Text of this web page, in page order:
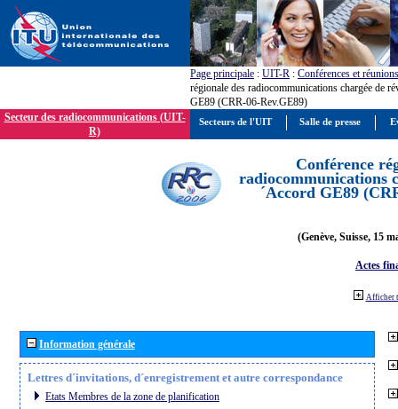
Page principale : UIT-R : Conférences et réunions
régionale des radiocommunications chargée de
GE89 (CRR-06-Rev.GE89)
Secteur des radiocommunications (UIT-
R)
Conférence
radiocommunications
´Accord GE89
(Genève, Suisse, 15
Actes
Afficher
Information générale
Lettres d´invitations, d´enregistrement et autre correspondance
Etats Membres de la zone de planification
Secteurs de l'UIT Salle de presse